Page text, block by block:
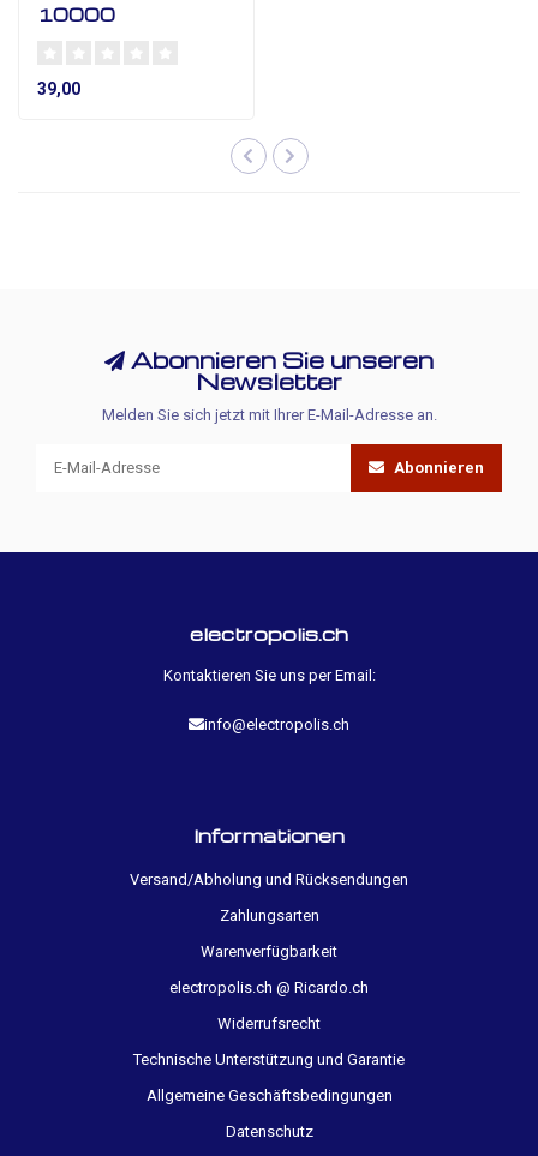
10000
39,00
Abonnieren Sie unseren
Newsletter
Melden Sie sich jetzt mit Ihrer E-Mail-Adresse an.
Abonnieren
electropolis.ch
Kontaktieren Sie uns per Email:
info@electropolis.ch
Informationen
Versand/Abholung und Rücksendungen
Zahlungsarten
Warenverfügbarkeit
electropolis.ch @ Ricardo.ch
Widerrufsrecht
Technische Unterstützung und Garantie
Allgemeine Geschäftsbedingungen
Datenschutz